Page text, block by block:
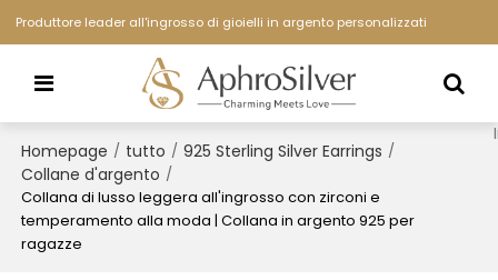
Produttore leader all'ingrosso di gioielli in argento personalizzati
Homepage / tutto / 925 Sterling Silver Earrings /
Collane d'argento /
Collana di lusso leggera all'ingrosso con zirconi e
temperamento alla moda | Collana in argento 925 per
ragazze